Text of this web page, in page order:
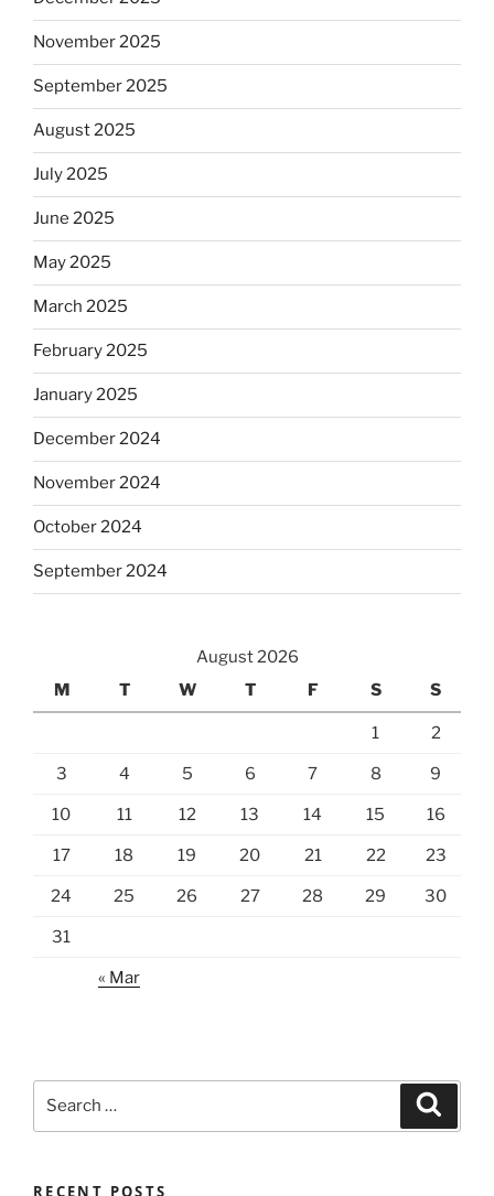
November 2025
September 2025
August 2025
July 2025
June 2025
May 2025
March 2025
February 2025
January 2025
December 2024
November 2024
October 2024
September 2024
August 2026
M
T W T F S S
1 2
3 4 5 6 7 8 9
10 11 12 13 14 15 16
17 18 19 20 21 22 23
24 25 26 27 28 29 30
31
« Mar
RECENT POSTS